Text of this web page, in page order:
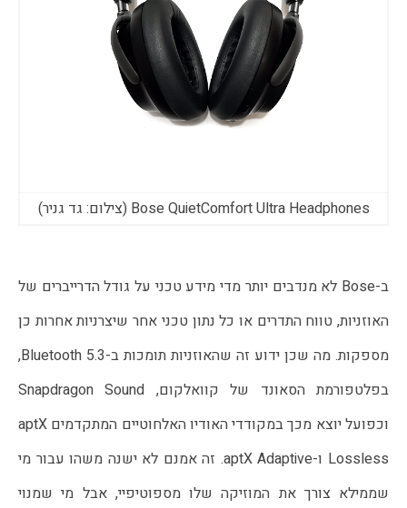
Bose QuietComfort Ultra Headphones (צילום: גד גניר)
ב-Bose לא מנדבים יותר מדי מידע טכני על גודל הדרייברים של
האוזניות, טווח התדרים או כל נתון טכני אחר שיצרניות אחרות כן
מספקות. מה שכן ידוע זה שהאוזניות תומכות ב-Bluetooth 5.3,
בפלטפורמת הסאונד של קוואלקום, Snapdragon Sound
וכפועל יוצא מכך במקודדי האודיו האלחוטיים המתקדמים aptX
Lossless ו-aptX Adaptive. זה אמנם לא ישנה משהו עבור מי
שממילא צורך את המוזיקה שלו מספוטיפיי, אבל מי שמנוי